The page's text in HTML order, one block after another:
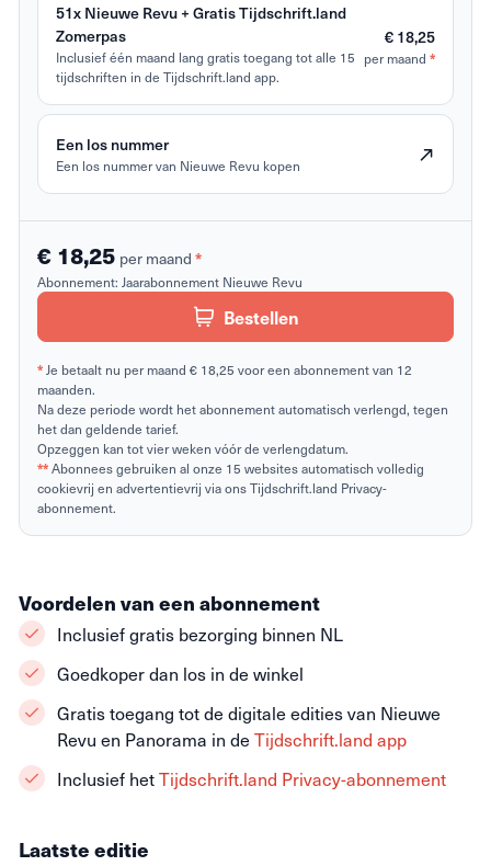
51x Nieuwe Revu + Gratis Tijdschrift.land
Zomerpas
Inclusief één maand lang gratis toegang tot alle 15
tijdschriften in de Tijdschrift.land app.
€ 18,25
per maand *
Een los nummer
Een los nummer van Nieuwe Revu kopen
€ 18,25 per maand *
Abonnement: Jaarabonnement Nieuwe Revu
Bestellen
*Je betaalt nu per maand € 18,25 voor een abonnement van 12
maanden.
Na deze periode wordt het abonnement automatisch verlengd, tegen
het dan geldende tarief.
Opzeggen kan tot vier weken vóór de verlengdatum.
**Abonnees gebruiken al onze 15 websites automatisch volledig
cookievrij en advertentievrij via ons Tijdschrift.land Privacy-
abonnement.
Laatste editie
Voordelen van een abonnement
Inclusief gratis bezorging binnen NL
Goedkoper dan los in de winkel
Gratis toegang tot de digitale edities van Nieuwe
Revu en Panorama in de Tijdschrift.land app
Inclusief hetTijdschrift.land Privacy-abonnement